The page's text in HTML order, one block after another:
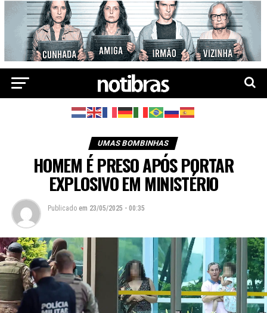
UMAS BOMBINHAS
HOMEM É PRESO APÓS PORTAR
EXPLOSIVO EM MINISTÉRIO
Publicado em 23/05/2025 - 00:35